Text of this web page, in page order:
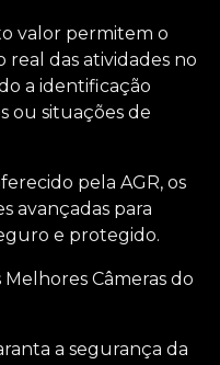
valor permitem o
das atividades no
a identificação
ou situações de
pela AGR, os
avançadas para
e protegido.
Câmeras do
a segurança da